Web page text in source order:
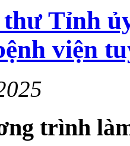
Tỉnh
viện
trình